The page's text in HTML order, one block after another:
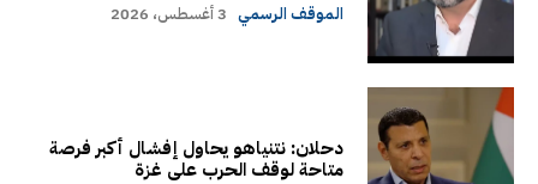
الموقف الرسمي 3 أغسطس، 2026
دحلان: نتنياهو يحاول إفشال أكبر فرصة
متاحة لوقف الحرب على غزة